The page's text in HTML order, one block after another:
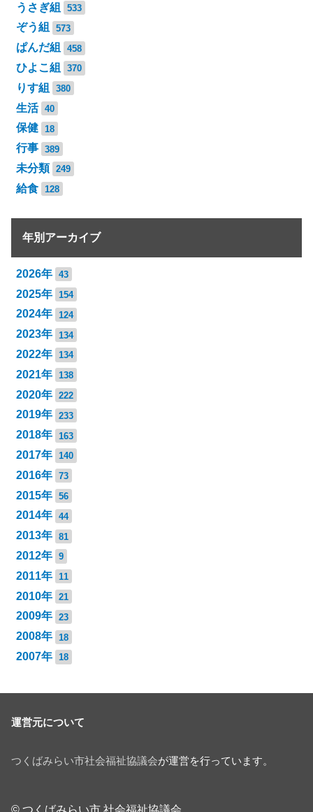
うさぎ組 533
ぞう組 573
ぱんだ組 458
ひよこ組 370
りす組 380
生活 40
保健 18
行事 389
未分類 249
給食 128
年別アーカイブ
2026年 43
2025年 154
2024年 124
2023年 134
2022年 134
2021年 138
2020年 222
2019年 233
2018年 163
2017年 140
2016年 73
2015年 56
2014年 44
2013年 81
2012年 9
2011年 11
2010年 21
2009年 23
2008年 18
2007年 18
運営元について
つくばみらい市社会福祉協議会が運営を行っています。
© つくばみらい市 社会福祉協議会